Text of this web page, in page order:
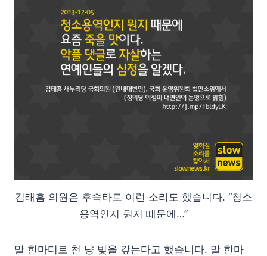
김태흠 의원은 후속타로 이런 소리도 했습니다. “청소
용역인지 뭔지 때문에…”
말 한마디로 천 냥 빚을 갚는다고 했습니다. 말 한마